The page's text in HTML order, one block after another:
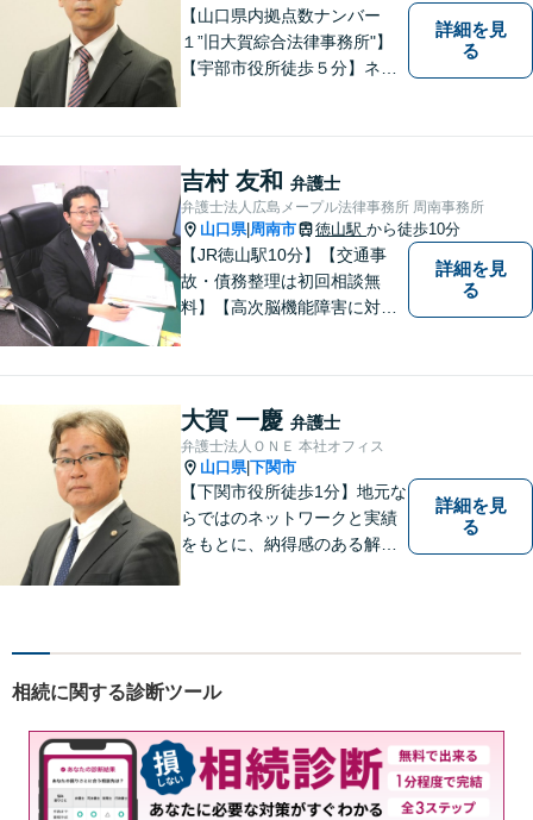
【山口県内拠点数ナンバー
１”旧大賀綜合法律事務所"】
【宇部市役所徒歩５分】ネッ
相談ください。
詳細を見
る
吉村 友和 弁護士
弁護士法人広島メープル法律事務所 周南事務所
山口県| 周南市 徳山駅 から徒歩10分
【JR徳山駅10分】【交通事
故・債務整理は初回相談無
料】【高次脳機能障害に対応
トナー」として、お客さまに
寄り添いますので、お気軽に
ご相談ください。
詳細を見
る
大賀 一慶 弁護士
弁護士法人ＯＮＥ 本社オフィス
山口県|下関市
【下関市役所徒歩1分】地元な
らではのネットワークと実績
をもとに、納得感のある解決
詳細を見
る
相続に関する診断ツール